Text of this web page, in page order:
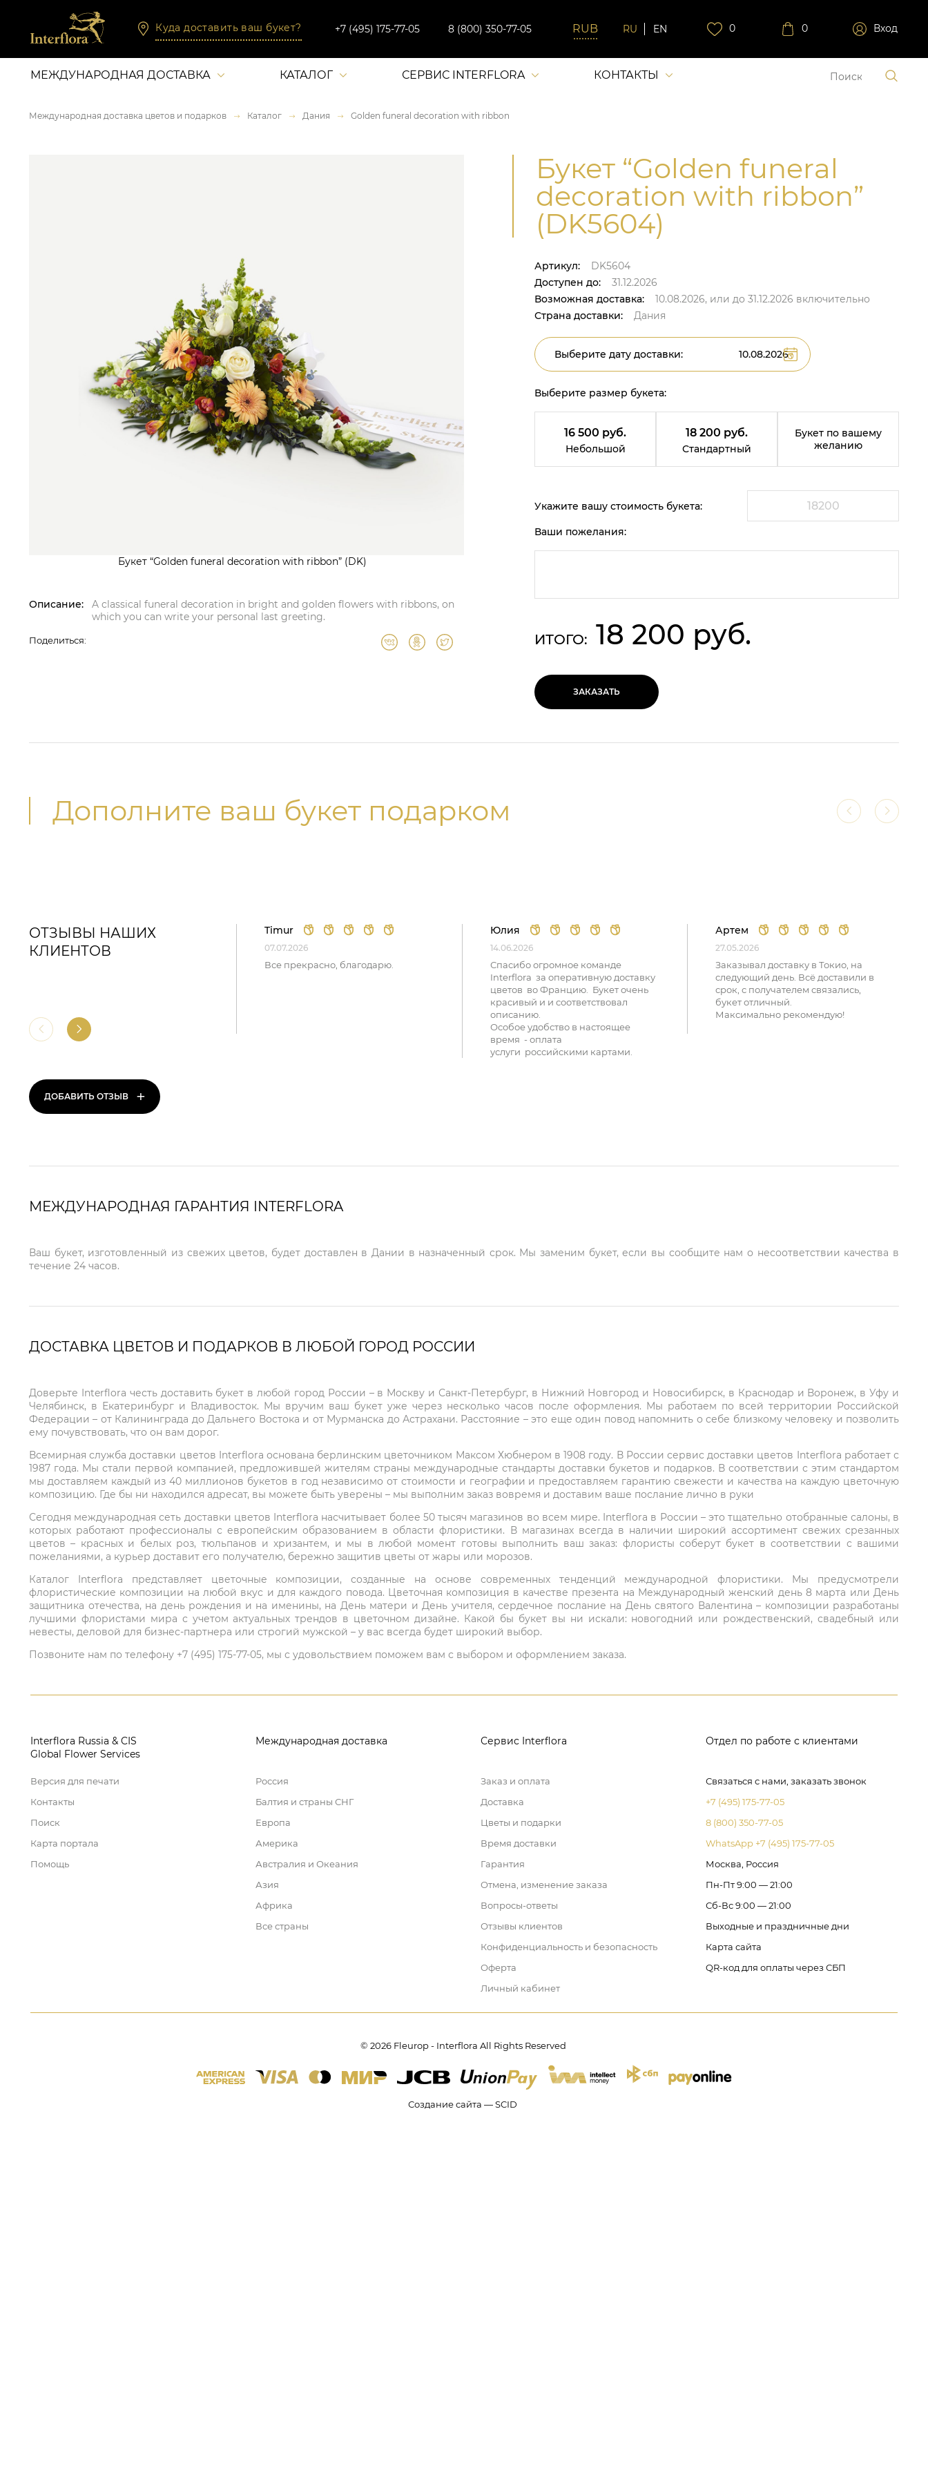
Куда доставить ваш букет? +7 (495) 175-77-05 8 (800) 350-77-05 RU EN 0 0 Вход
МЕЖДУНАРОДНАЯ ДОСТАВКА КАТАЛОГ СЕРВИС INTERFLORA КОНТАКТЫ
Международная доставка цветов и подарков Каталог Дания Golden funeral decoration with ribbon
Букет “Golden funeral decoration with ribbon” (DK)
Описание:
A classical funeral decoration in bright and golden flowers with ribbons, on
which you can write your personal last greeting.
Поделиться:
Букет “Golden funeral
decoration with ribbon”
(DK5604)
Артикул:
DK5604
Доступен до:
31.12.2026
Возможная доставка:
10.08.2026, или до 31.12.2026 включительно
Страна доставки:
Дания
Выберите дату доставки:
Выберите размер букета:
16 500 руб.
Небольшой
18 200 руб.
Стандартный
Букет по вашему
желанию
Укажите вашу стоимость букета:
Ваши пожелания:
ИТОГО: 18 200 руб.
ЗАКАЗАТЬ
Дополните ваш букет подарком
ОТЗЫВЫ НАШИХ
КЛИЕНТОВ
ДОБАВИТЬ ОТЗЫВ +
Timur
07.07.2026
Все прекрасно, благодарю.
Юлия
14.06.2026
Спасибо огромное команде
Interflora за оперативную доставку
цветов во Францию. Букет очень
красивый и и соответствовал
описанию.
Особое удобство в настоящее
время - оплата
услуги российскими картами.
Артем
27.05.2026
Заказывал доставку в Токио, на
следующий день. Всё доставили в
срок, с получателем связались,
букет отличный.
Максимально рекомендую!
МЕЖДУНАРОДНАЯ ГАРАНТИЯ INTERFLORA
Ваш букет, изготовленный из свежих цветов, будет доставлен в Дании в назначенный срок. Мы заменим букет, если вы сообщите нам о несоответствии качества в
течение 24 часов.
ДОСТАВКА ЦВЕТОВ И ПОДАРКОВ В ЛЮБОЙ ГОРОД РОССИИ
Доверьте Interflora честь доставить букет в любой город России – в Москву и Санкт-Петербург, в Нижний Новгород и Новосибирск, в Краснодар и Воронеж, в Уфу и
Челябинск, в Екатеринбург и Владивосток. Мы вручим ваш букет уже через несколько часов после оформления. Мы работаем по всей территории Российской
Федерации – от Калининграда до Дальнего Востока и от Мурманска до Астрахани. Расстояние – это еще один повод напомнить о себе близкому человеку и позволить
ему почувствовать, что он вам дорог.
Всемирная служба доставки цветов Interflora основана берлинским цветочником Максом Хюбнером в 1908 году. В России сервис доставки цветов Interflora работает с
1987 года. Мы стали первой компанией, предложившей жителям страны международные стандарты доставки букетов и подарков. В соответствии с этим стандартом
мы доставляем каждый из 40 миллионов букетов в год независимо от стоимости и географии и предоставляем гарантию свежести и качества на каждую цветочную
композицию. Где бы ни находился адресат, вы можете быть уверены – мы выполним заказ вовремя и доставим ваше послание лично в руки
Сегодня международная сеть доставки цветов Interflora насчитывает более 50 тысяч магазинов во всем мире. Interflora в России – это тщательно отобранные салоны, в
которых работают профессионалы с европейским образованием в области флористики. В магазинах всегда в наличии широкий ассортимент свежих срезанных
цветов – красных и белых роз, тюльпанов и хризантем, и мы в любой момент готовы выполнить ваш заказ: флористы соберут букет в соответствии с вашими
пожеланиями, а курьер доставит его получателю, бережно защитив цветы от жары или морозов.
Каталог Interflora представляет цветочные композиции, созданные на основе современных тенденций международной флористики. Мы предусмотрели
флористические композиции на любой вкус и для каждого повода. Цветочная композиция в качестве презента на Международный женский день 8 марта или День
защитника отечества, на день рождения и на именины, на День матери и День учителя, сердечное послание на День святого Валентина – композиции разработаны
лучшими флористами мира с учетом актуальных трендов в цветочном дизайне. Какой бы букет вы ни искали: новогодний или рождественский, свадебный или
невесты, деловой для бизнес-партнера или строгий мужской – у вас всегда будет широкий выбор.
Позвоните нам по телефону +7 (495) 175-77-05, мы с удовольствием поможем вам с выбором и оформлением заказа.
Interflora Russia & CIS
Global Flower Services
Версия для печати
Контакты
Поиск
Карта портала
Помощь
Международная доставка
Россия
Балтия и страны СНГ
Европа
Америка
Австралия и Океания
Азия
Африка
Все страны
Сервис Interflora
Заказ и оплата
Доставка
Цветы и подарки
Время доставки
Гарантия
Отмена, изменение заказа
Вопросы-ответы
Отзывы клиентов
Конфиденциальность и безопасность
Оферта
Личный кабинет
Отдел по работе с клиентами
Связаться с нами, заказать звонок
+7 (495) 175-77-05
8 (800) 350-77-05
WhatsApp +7 (495) 175-77-05
Москва, Россия
Пн-Пт 9:00 — 21:00
Сб-Вс 9:00 — 21:00
Выходные и праздничные дни
Карта сайта
QR-код для оплаты через СБП
© 2026 Fleurop - Interflora All Rights Reserved
Создание сайта — SCID